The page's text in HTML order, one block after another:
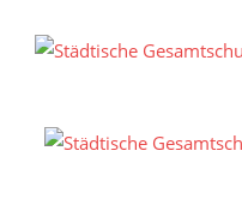
Inhalt